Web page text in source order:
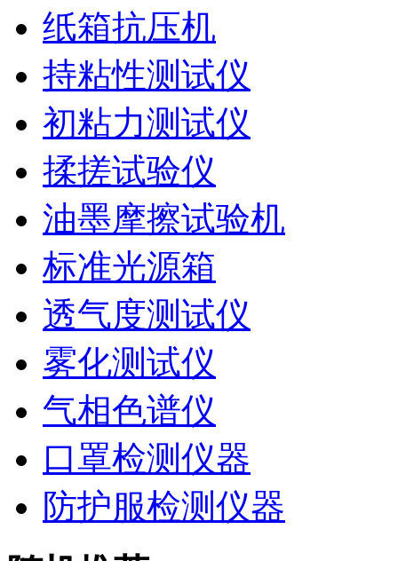
纸箱抗压机
持粘性测试仪
初粘力测试仪
揉搓试验仪
油墨摩擦试验机
标准光源箱
透气度测试仪
雾化测试仪
气相色谱仪
口罩检测仪器
防护服检测仪器